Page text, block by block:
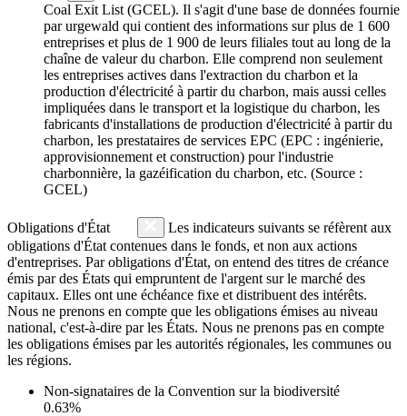
Coal Exit List (GCEL). Il s'agit d'une base de données fournie
par urgewald qui contient des informations sur plus de 1 600
entreprises et plus de 1 900 de leurs filiales tout au long de la
chaîne de valeur du charbon. Elle comprend non seulement
les entreprises actives dans l'extraction du charbon et la
production d'électricité à partir du charbon, mais aussi celles
impliquées dans le transport et la logistique du charbon, les
fabricants d'installations de production d'électricité à partir du
charbon, les prestataires de services EPC (EPC : ingénierie,
approvisionnement et construction) pour l'industrie
charbonnière, la gazéification du charbon, etc. (Source :
GCEL)
Obligations d'État
Les indicateurs suivants se réfèrent aux
obligations d'État contenues dans le fonds, et non aux actions
d'entreprises. Par obligations d'État, on entend des titres de créance
émis par des États qui empruntent de l'argent sur le marché des
capitaux. Elles ont une échéance fixe et distribuent des intérêts.
Nous ne prenons en compte que les obligations émises au niveau
national, c'est-à-dire par les États. Nous ne prenons pas en compte
les obligations émises par les autorités régionales, les communes ou
les régions.
Non-signataires de la Convention sur la biodiversité
0.63%